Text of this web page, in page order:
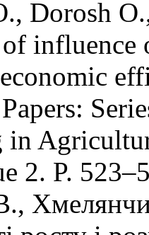
Dorosh
of
in
2. P.